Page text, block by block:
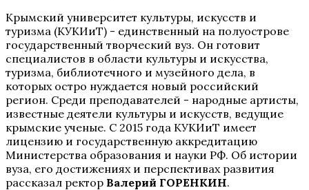
Крымский университет культуры, искусств и
туризма (КУКИиТ) - единственный на полуострове
государственный творческий вуз. Он готовит
специалистов в области культуры и искусства,
туризма, библиотечного и музейного дела, в
которых остро нуждается новый российский
регион. Среди преподавателей - народные артисты,
известные деятели культуры и искусств, ведущие
крымские ученые. С 2015 года КУКИиТ имеет
лицензию и государственную аккредитацию
Министерства образования и науки РФ. Об истории
вуза, его достижениях и перспективах развития
рассказал ректор Валерий ГОРЕНКИН.